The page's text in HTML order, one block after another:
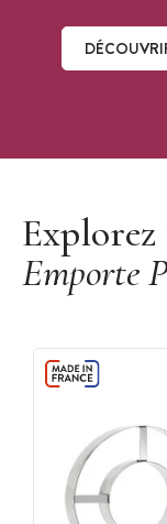
Emporte